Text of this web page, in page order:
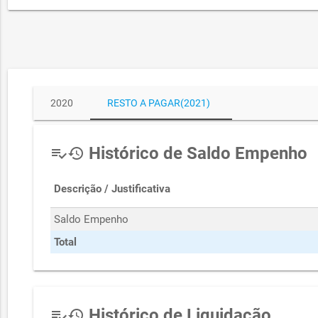
2020 RESTO A PAGAR(2021)
playlist_add_checkhistory Histórico de Saldo Empenho
Descrição / Justificativa
Saldo Empenho
Total